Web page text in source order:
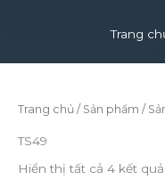
Trang
Trang chủ / Sản phẩm /
TS49
Hiển thị tất cả 4 kết quả